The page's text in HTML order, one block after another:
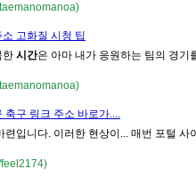
고화질 시청 팁
한 시간은 아마 내가 응원하는 팀의 경기
축구 링크 주소 바로가....
련입니다. 이러한 현상이... 매번 포털 사
feel2174)